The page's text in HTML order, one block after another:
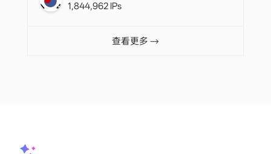
1,844,962 IPs
查看更多 →